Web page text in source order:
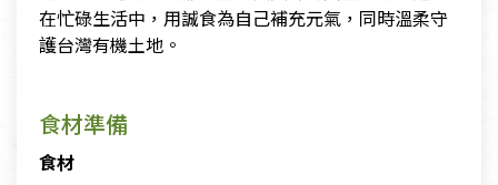
在忙碌生活中，用誠食為自己補充元氣，同時溫柔守
護台灣有機土地。
食材準備
食材